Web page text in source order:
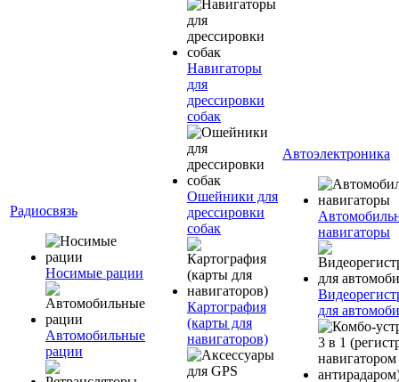
Радиосвязь
Носимые рации
Автомобильные
рации
Навигаторы
для
дрессировки
собак
Ошейники для
дрессировки
собак
Картография
(карты для
навигаторов)
Автоэлектроника
навигаторы
для